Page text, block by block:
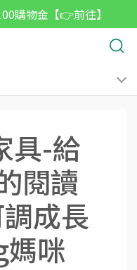
購物金【👉前往】
具-給
閱讀
成長
咪